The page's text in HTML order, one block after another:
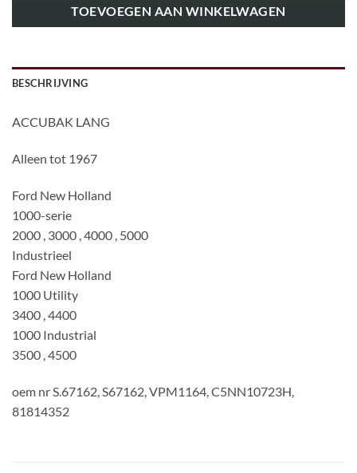
TOEVOEGEN AAN WINKELWAGEN
BESCHRIJVING
ACCUBAK LANG
Alleen tot 1967
Ford New Holland
1000-serie
2000 , 3000 , 4000 , 5000
Industrieel
Ford New Holland
1000 Utility
3400 , 4400
1000 Industrial
3500 , 4500
oem nr S.67162, S67162, VPM1164, C5NN10723H,
81814352